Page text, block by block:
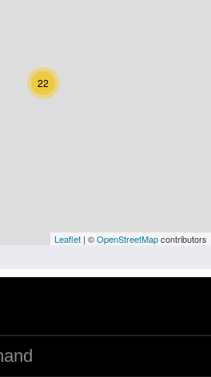
Niederösterreich
Oberösterreich
Vorarlberg
Natur und Landwirtschaft
22
Leaflet | ©OpenStreetMapcontributors